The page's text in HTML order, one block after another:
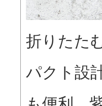
折りたた
パクト設